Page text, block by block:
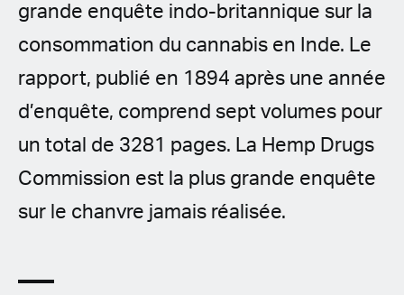
Czech
Polish
grande enquête indo-britannique sur la
consommation du cannabis en Inde. Le
rapport, publié en 1894 après une année
d’enquête, comprend sept volumes pour
un total de 3281 pages. La Hemp Drugs
Commission est la plus grande enquête
sur le chanvre jamais réalisée.